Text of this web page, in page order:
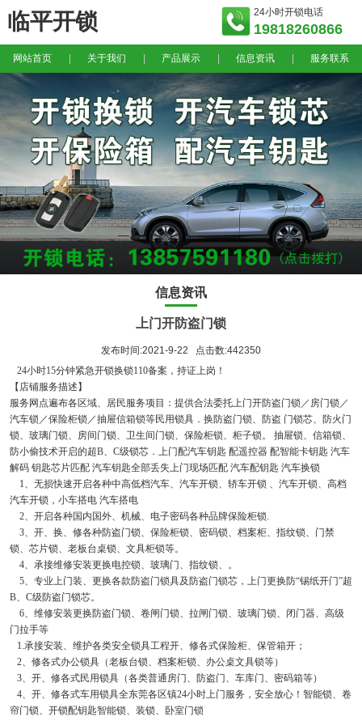
临平开锁 24小时开锁电话
19818260866
网站首页 关于我们 产品展示 信息资讯 服务联系
信息资讯
上门开防盗门锁
发布时间:2021-9-22 点击数:442350
24小时15分钟紧急开锁换锁110备案，持证上岗！
【店铺服务描述】
服务网点遍布各区域、居民服务项目：提供合法委托上门开防盗门锁／房门锁／
汽车锁／保险柜锁／抽屉信箱锁等民用锁具．换防盗门锁、防盗 门锁芯、防火门
锁、玻璃门锁、房间门锁、卫生间门锁、保险柜锁、柜子锁。 抽屉锁、信箱锁、
防小偷技术开启的超B、C级锁芯．上门配汽车钥匙 配遥控器 配智能卡钥匙 汽车
解码 钥匙芯片匹配 汽车钥匙全部丢失上门现场匹配 汽车配钥匙 汽车换锁
1、无损快速开启各种中高低档汽车、汽车开锁、轿车开锁 、汽车开锁、高档
汽车开锁，小车搭电 汽车搭电
2、开启各种国内国外、机械、电子密码各种品牌保险柜锁.
3、开、换、修各种防盗门锁、保险柜锁、密码锁、档案柜、指纹锁、门禁
锁、芯片锁、老板台桌锁、文具柜锁等。
4、承接维修安装更换电控锁、玻璃门、指纹锁、。
5、专业上门装、更换各款防盗门锁具及防盗门锁芯，上门更换防“锡纸开门”超
B、C级防盗门锁芯。
6、维修安装更换防盗门锁、卷闸门锁、拉闸门锁、玻璃门锁、闭门器、高级
门拉手等
1.承接安装、维护各类安全锁具工程开、修各式保险柜、保管箱开；
2、修各式办公锁具（老板台锁、档案柜锁、办公桌文具锁等）
3、开、修各式民用锁具（各类普通房门、防盗门、车库门、密码箱等）
4、开、修各式车用锁具全东莞各区镇24小时上门服务，安全放心！智能锁、卷
帘门锁、开锁配钥匙智能锁、装锁、卧室门锁